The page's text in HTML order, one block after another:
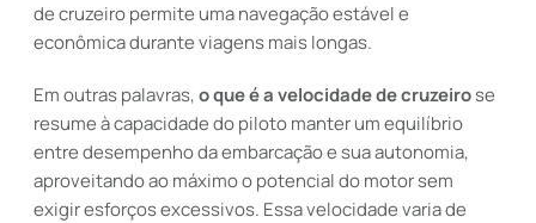
de cruzeiro permite uma navegação estável e
econômica durante viagens mais longas.
Em outras palavras,o que é a velocidade de cruzeirose
resume à capacidade do piloto manter um equilíbrio
entre desempenho da embarcação e sua autonomia,
aproveitando ao máximo o potencial do motor sem
exigir esforços excessivos. Essa velocidade varia de